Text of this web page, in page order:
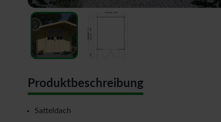
Produktbeschreibung
Satteldach